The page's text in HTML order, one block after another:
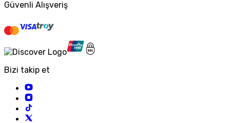
Güvenli Alışveriş
Bizi takip et